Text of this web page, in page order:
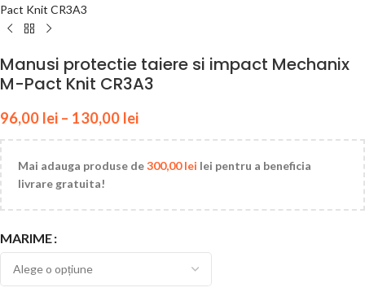
Pact Knit CR3A3
Manusi protectie taiere si impact Mechanix
M-Pact Knit CR3A3
96,00 lei – 130,00 lei
Mai adauga produse de300,00lei lei pentru a beneficia
livrare gratuita!
MARIME